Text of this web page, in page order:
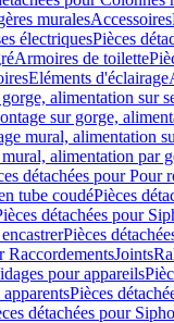
muralesAccessoires
électriquesPièces
Armoires de toilette
Eléments d'éclairage
alimentation sur
sur gorge,
mural, alimentation
alimentation par
détachées pour Pour
tube coudéPièces
détachées pour
Pièces
RaccordementsJoints
pour appareils
Pièces
détachées pour